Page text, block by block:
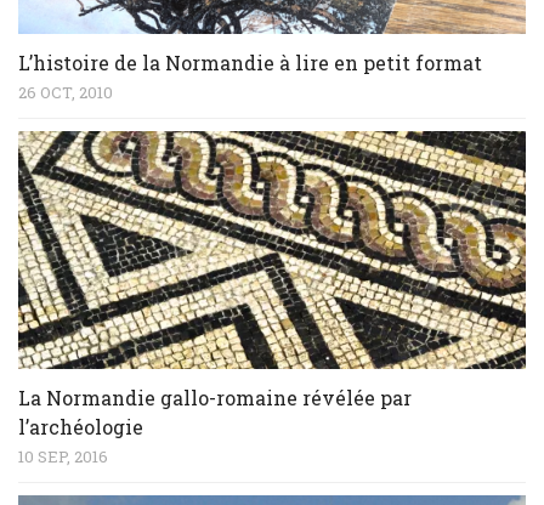
L’histoire de la Normandie à lire en petit format
26 OCT, 2010
La Normandie gallo-romaine révélée par
l’archéologie
10 SEP, 2016